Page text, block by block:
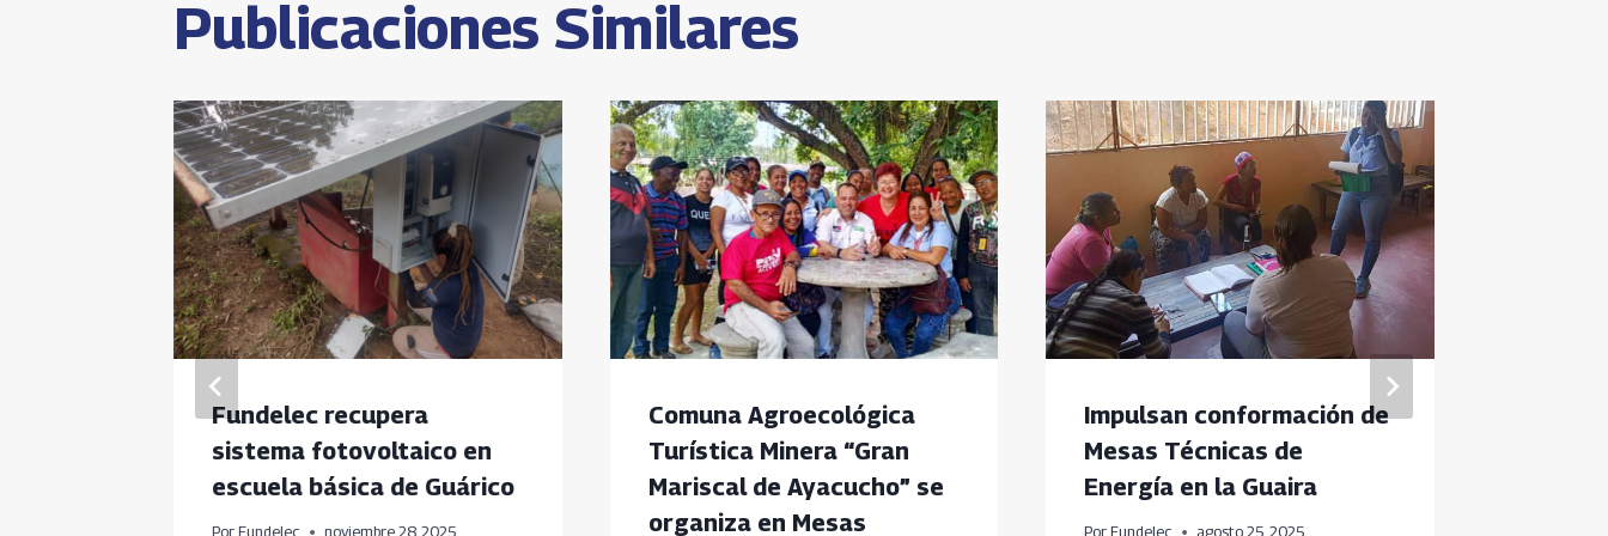
Publicaciones Similares
Fundelec recupera
sistema fotovoltaico en
escuela básica de Guárico
Por Fundelec noviembre 28, 2025
Comuna Agroecológica
Turística Minera “Gran
Mariscal de Ayacucho” se
organiza en Mesas
Impulsan conformación de
Mesas Técnicas de
Energía en la Guaira
Por Fundelec agosto 25, 2025